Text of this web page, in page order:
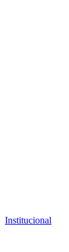
Institucional